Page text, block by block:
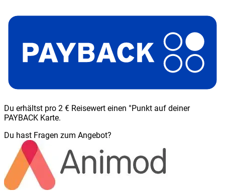
Du erhältst pro 2 € Reisewert einen °Punkt auf deiner
PAYBACK Karte.
Du hast Fragen zum Angebot?